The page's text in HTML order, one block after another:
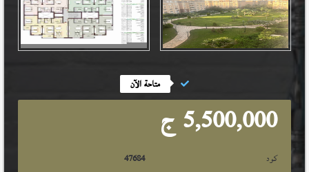
متاحة الآن
5,500,000 ج
كود
47684